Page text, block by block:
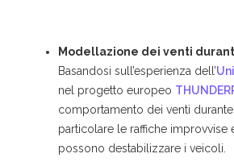
Modellazione dei venti
Basandosi sull’esperienza dell’
nel progetto europeo
comportamento dei venti
particolare le raffiche improvvise
possono destabilizzare i veicoli.